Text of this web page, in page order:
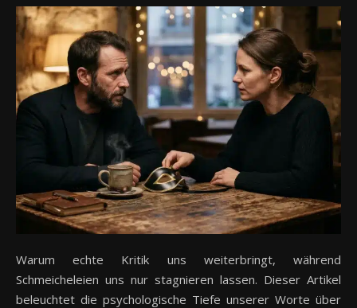
Warum echte Kritik uns weiterbringt, während
Schmeicheleien uns nur stagnieren lassen. Dieser Artikel
beleuchtet die psychologische Tiefe unserer Worte über